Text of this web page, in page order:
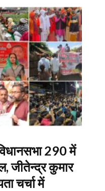
290 में
जीतेन्द्र कुमार
चर्चा में